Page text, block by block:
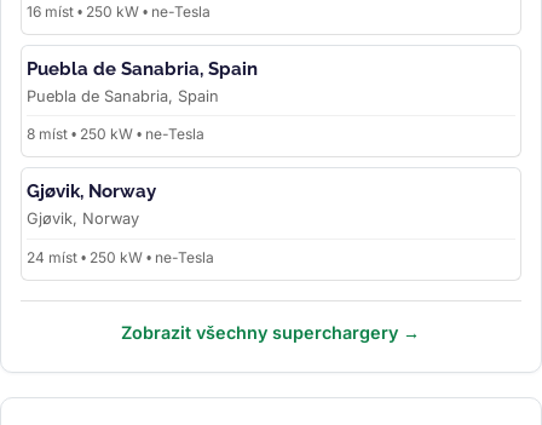
16 míst • 250 kW • ne-Tesla
Puebla de Sanabria, Spain
Puebla de Sanabria, Spain
8 míst • 250 kW • ne-Tesla
Gjøvik, Norway
Gjøvik, Norway
24 míst • 250 kW • ne-Tesla
Zobrazit všechny superchargery →